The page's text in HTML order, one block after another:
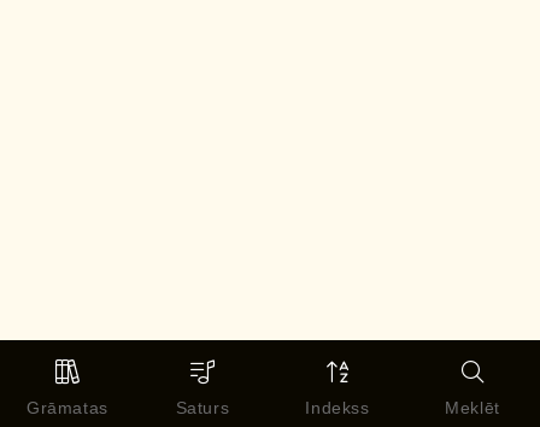
Grāmatas Saturs Indekss Meklēt